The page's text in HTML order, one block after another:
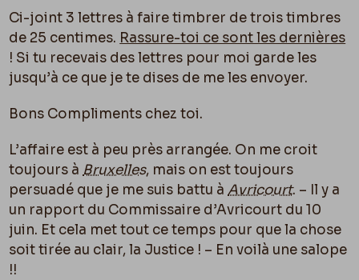
Ci-joint 3 lettres à faire timbrer de trois timbres
de 25 centimes. Rassure-toi ce sont les dernières
! Si tu recevais des lettres pour moi garde les
jusqu’à ce que je te dises de me les envoyer.
Bons Compliments chez toi.
L’affaire est à peu près arrangée. On me croit
toujours àBruxelles, mais on est toujours
persuadé que je me suis battu àAvricourt. – Il y a
un rapport du Commissaire d’Avricourt du 10
juin. Et cela met tout ce temps pour que la chose
soit tirée au clair, la Justice ! – En voilà une salope
!!